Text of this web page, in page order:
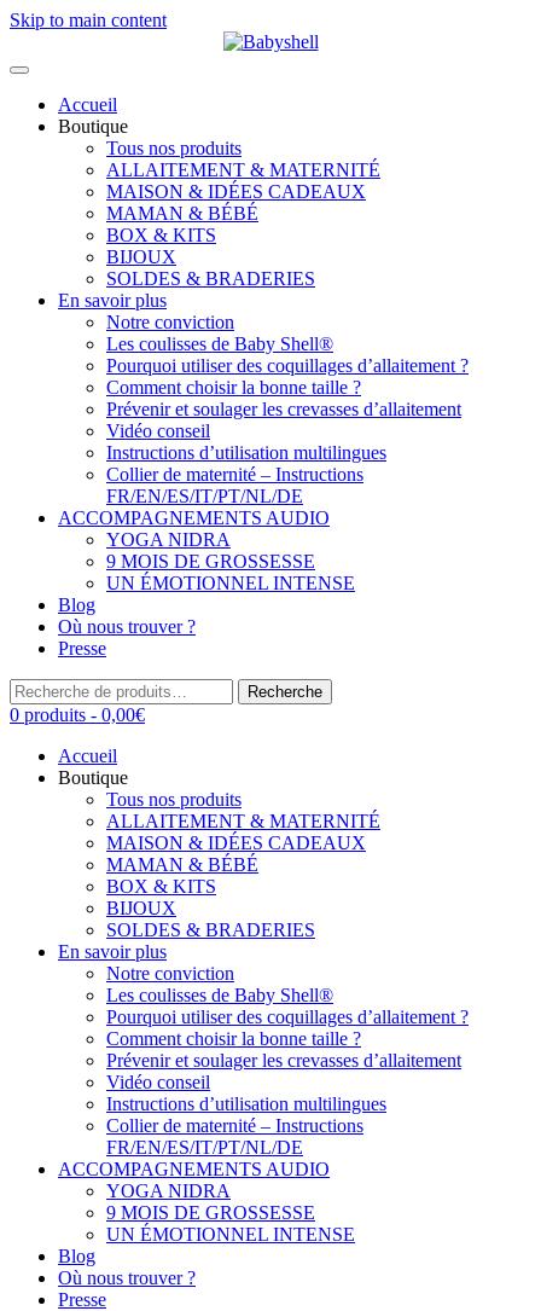
Skip to main content
Accueil
Boutique
Tous nos produits
ALLAITEMENT & MATERNITÉ
MAISON & IDÉES CADEAUX
MAMAN & BÉBÉ
BOX & KITS
BIJOUX
SOLDES & BRADERIES
En savoir plus
Notre conviction
Les coulisses de Baby Shell®
Pourquoi utiliser des coquillages d’allaitement ?
Comment choisir la bonne taille ?
Prévenir et soulager les crevasses d’allaitement
Vidéo conseil
Instructions d’utilisation multilingues
Collier de maternité – Instructions
FR/EN/ES/IT/PT/NL/DE
ACCOMPAGNEMENTS AUDIO
YOGA NIDRA
9 MOIS DE GROSSESSE
UN ÉMOTIONNEL INTENSE
Blog
Où nous trouver ?
Presse
Recherche
pour :
Recherche
0 produits - 0,00€
Accueil
Boutique
Tous nos produits
ALLAITEMENT & MATERNITÉ
MAISON & IDÉES CADEAUX
MAMAN & BÉBÉ
BOX & KITS
BIJOUX
SOLDES & BRADERIES
En savoir plus
Notre conviction
Les coulisses de Baby Shell®
Pourquoi utiliser des coquillages d’allaitement ?
Comment choisir la bonne taille ?
Prévenir et soulager les crevasses d’allaitement
Vidéo conseil
Instructions d’utilisation multilingues
Collier de maternité – Instructions
FR/EN/ES/IT/PT/NL/DE
ACCOMPAGNEMENTS AUDIO
YOGA NIDRA
9 MOIS DE GROSSESSE
UN ÉMOTIONNEL INTENSE
Blog
Où nous trouver ?
Presse